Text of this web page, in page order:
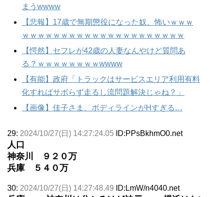
まうwwww
【悲報】17歳で無期懲役になった奴、怖いｗｗｗ
ｗｗｗｗｗｗｗｗｗｗｗｗｗｗｗｗｗｗｗｗｗ
【愕然】セフレが42歳の人妻なんやけど質問あ
る？ｗｗｗｗｗｗｗｗwwww
【有能】政府「トラックはサービスエリア利用有料
化すればサボらず走るし流問題解決じゃね？」
【画像】佳子さま、ボディラインがHすぎる…
29: 2024/10/27(日) 14:27:24.05 ID:PPsBkhmO0.net
人口
神奈川 ９２０万
兵庫 ５４０万
30: 2024/10/27(日) 14:27:48.49 ID:LmW/n4040.net